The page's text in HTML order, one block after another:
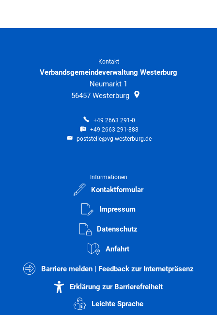
Kontakt
Verbandsgemeindeverwaltung Westerburg
Neumarkt 1
56457 Westerburg
+49 2663 291-0
+49 2663 291-888
poststelle@vg-westerburg.de
Informationen
Kontaktformular
Impressum
Datenschutz
Anfahrt
Barriere melden | Feedback zur Internetpräsenz
Erklärung zur Barrierefreiheit
Leichte Sprache